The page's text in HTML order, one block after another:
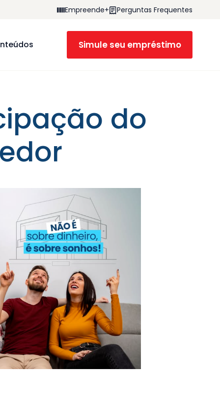
Empreende+ Perguntas Frequentes
Simule seu empréstimo
do